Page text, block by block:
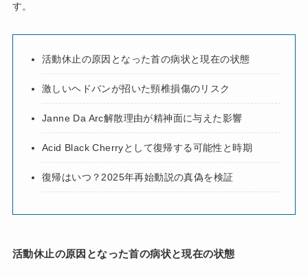
す。
活動休止の原因となった首の病状と現在の状態
激しいヘドバンが招いた頸椎損傷のリスク
Janne Da Arc解散理由が精神面に与えた影響
Acid Black Cherryとして復帰する可能性と時期
復帰はいつ？2025年再始動説の真偽を検証
活動休止の原因となった首の病状と現在の状態